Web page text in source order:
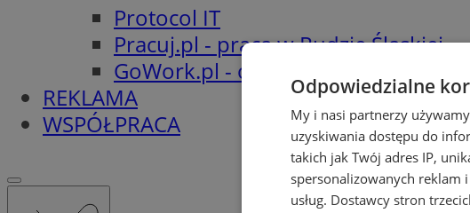
Protocol IT
Pracuj.pl - praca w Rudzie Śląskiej
GoWork.pl - oferty pracy
REKLAMA
WSPÓŁPRACA
Odpowiedzialne
My i nasi partnerzy
uzyskiwania dostępu do
takich jak Twój adres IP,
spersonalizowanych reklam
usług. Dostawcy stron